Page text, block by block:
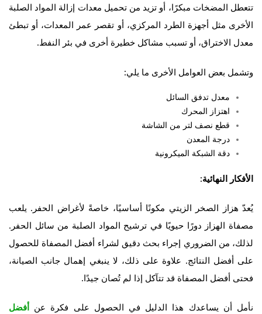
تتعطل المضخات مبكرًا، أو تزيد من تحميل معدات إزالة المواد الصلبة
الأخرى مثل أجهزة الطرد المركزي، أو تقصر عمر المعدات، أو تبطئ
معدل الاختراق، أو تسبب مشاكل خطيرة أخرى في بئر النفط.
وتشمل بعض العوامل الأخرى ما يلي:
معدل تدفق السائل
اهتزاز المحرك
قطع نصف لتر من الشاشة
درجة المعدن
دقة الشبكة الميكرونية
الأفكار النهائية:
يُعدّ هزاز الصخر الزيتي مكونًا أساسيًا، خاصةً لأغراض الحفر. يلعب
مصفاة الهزاز دورًا حيويًا في ترشيح المواد الصلبة من سائل الحفر.
لذلك، من الضروري إجراء بحث دقيق لشراء أفضل المصفاة للحصول
على أفضل النتائج. علاوة على ذلك، لا ينبغي إهمال جانب الصيانة،
فحتى أفضل المصفاة قد تتآكل إذا لم تُصان جيدًا.
نأمل أن يساعدك هذا الدليل في الحصول على فكرة عن
أفضل